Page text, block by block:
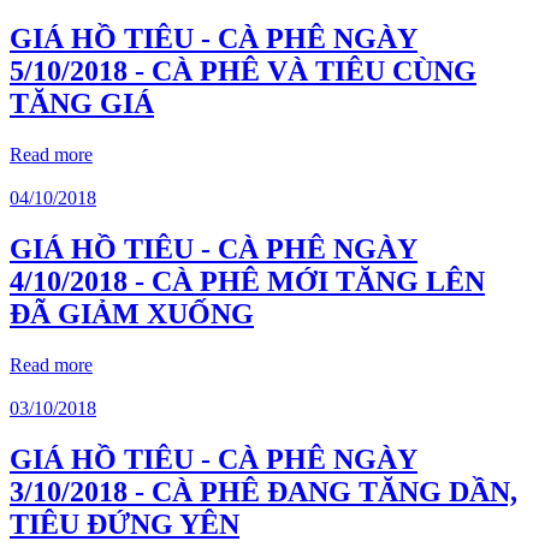
GIÁ HỒ TIÊU - CÀ PHÊ NGÀY
5/10/2018 - CÀ PHÊ VÀ TIÊU CÙNG
TĂNG GIÁ
Read more
04/10/2018
GIÁ HỒ TIÊU - CÀ PHÊ NGÀY
4/10/2018 - CÀ PHÊ MỚI TĂNG LÊN
ĐÃ GIẢM XUỐNG
Read more
03/10/2018
GIÁ HỒ TIÊU - CÀ PHÊ NGÀY
3/10/2018 - CÀ PHÊ ĐANG TĂNG DẦN,
TIÊU ĐỨNG YÊN